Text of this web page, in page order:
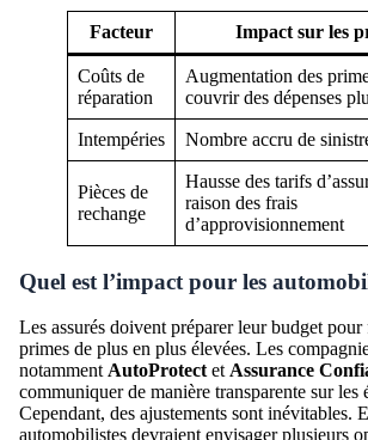
Facteur Impact sur les
Coûts de
réparation
Augmentation des
couvrir des dépenses
Intempéries Nombre accru de
Pièces de
rechange
Hausse des tarifs
raison des frais
d’approvisionnement
Quel est l’impact pour les
Les assurés doivent préparer leur budget pour
primes de plus en plus élevées. Les
notammentAutoProtectetAssurance
communiquer de manière transparente sur les
Cependant, des ajustements sont inévitables.
automobilistes devraient envisager plusieurs